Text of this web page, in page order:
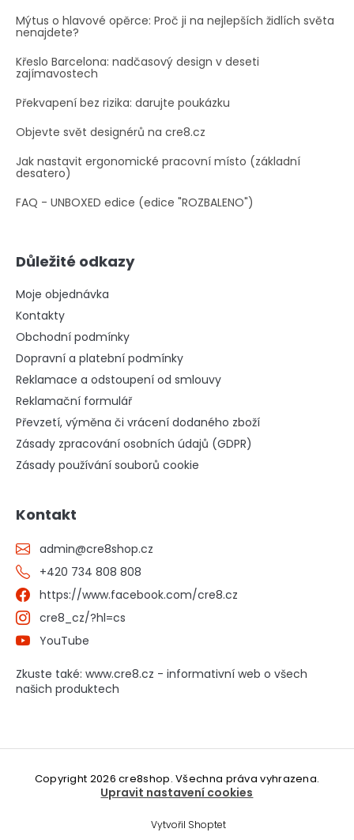
Mýtus o hlavové opěrce: Proč ji na nejlepších židlích světa
nenajdete?
Křeslo Barcelona: nadčasový design v deseti
zajímavostech
Překvapení bez rizika: darujte poukázku
Objevte svět designérů na cre8.cz
Jak nastavit ergonomické pracovní místo (základní
desatero)
FAQ - UNBOXED edice (edice "ROZBALENO")
Důležité odkazy
Moje objednávka
Kontakty
Obchodní podmínky
Dopravní a platební podmínky
Reklamace a odstoupení od smlouvy
Reklamační formulář
Převzetí, výměna či vrácení dodaného zboží
Zásady zpracování osobních údajů (GDPR)
Zásady používání souborů cookie
Kontakt
admin@cre8shop.cz
+420 734 808 808
https://www.facebook.com/cre8.cz
cre8_cz/?hl=cs
YouTube
Zkuste také: www.cre8.cz - informativní web o všech
našich produktech
Vytvořil Shoptet
Copyright 2026cre8shop. Všechna práva vyhrazena.
Upravit nastavení cookies